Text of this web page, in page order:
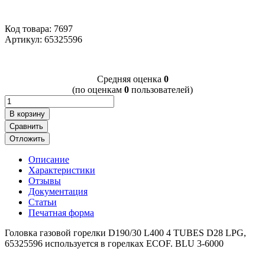
Код товара: 7697
Артикул: 65325596
Cредняя оценка 0
(по оценкам 0 пользователей)
В корзину
Сравнить
Отложить
Описание
Характеристики
Отзывы
Документация
Статьи
Печатная форма
Головка газовой горелки D190/30 L400 4 TUBES D28 LPG,
65325596 используется в горелках ECOF. BLU 3-6000